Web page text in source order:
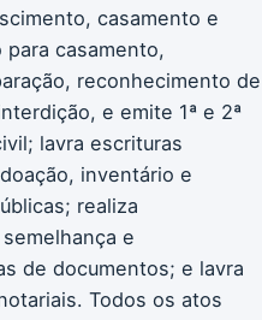
casamento e
casamento,
reconhecimento de
e emite 1ª e 2ª
lavra escrituras
inventário e
realiza
e
de documentos; e lavra
Todos os atos